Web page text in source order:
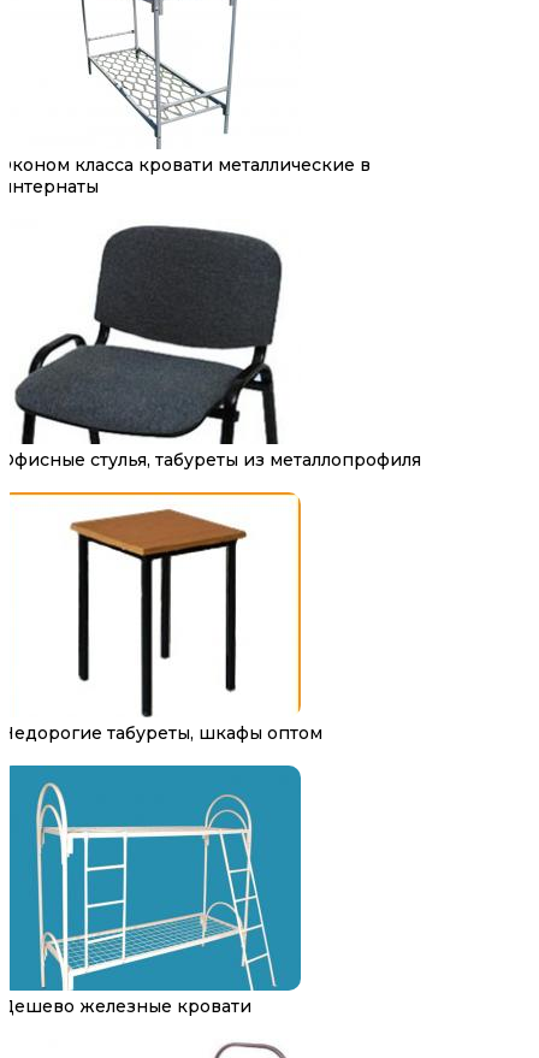
Эконом класса кровати металлические в
интернаты
Офисные стулья, табуреты из металлопрофиля
Недорогие табуреты, шкафы оптом
Дешево железные кровати